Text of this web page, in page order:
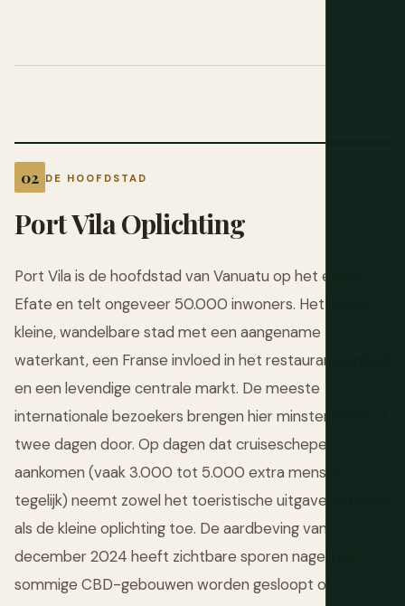
DE HOOFDSTAD
Port Vila Oplichting
Port Vila is de hoofdstad van Vanuatu op het eiland
Efate en telt ongeveer 50.000 inwoners. Het is een
kleine, wandelbare stad met een aangename
waterkant, een Franse invloed in het restaurantaanbod
en een levendige centrale markt. De meeste
internationale bezoekers brengen hier minstens één of
twee dagen door. Op dagen dat cruiseschepen
aankomen (vaak 3.000 tot 5.000 extra mensen
tegelijk) neemt zowel het toeristische uitgavenpatroon
als de kleine oplichting toe. De aardbeving van
december 2024 heeft zichtbare sporen nagelaten:
sommige CBD-gebouwen worden gesloopt of